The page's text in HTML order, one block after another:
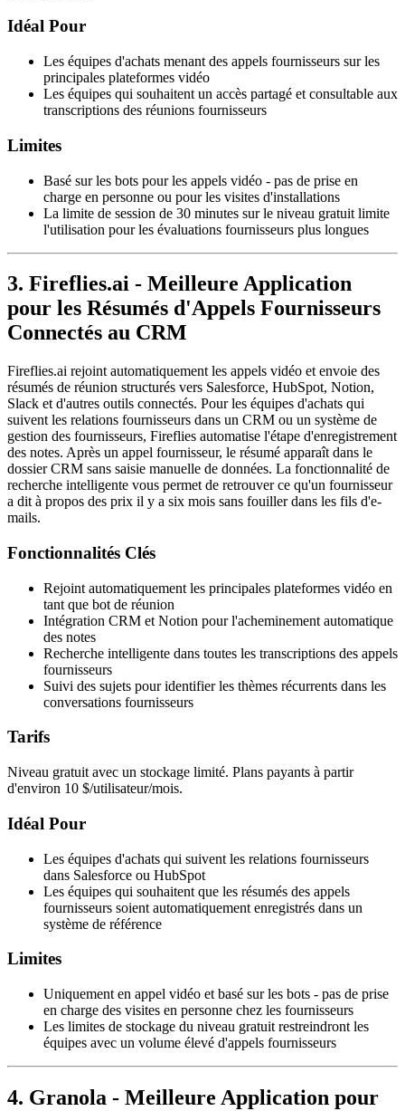
Idéal Pour
Les équipes d'achats menant des appels fournisseurs sur les
principales plateformes vidéo
Les équipes qui souhaitent un accès partagé et consultable aux
transcriptions des réunions fournisseurs
Limites
Basé sur les bots pour les appels vidéo - pas de prise en
charge en personne ou pour les visites d'installations
La limite de session de 30 minutes sur le niveau gratuit limite
l'utilisation pour les évaluations fournisseurs plus longues
3. Fireflies.ai - Meilleure Application
pour les Résumés d'Appels Fournisseurs
Connectés au CRM
Fireflies.ai rejoint automatiquement les appels vidéo et envoie des
résumés de réunion structurés vers Salesforce, HubSpot, Notion,
Slack et d'autres outils connectés. Pour les équipes d'achats qui
suivent les relations fournisseurs dans un CRM ou un système de
gestion des fournisseurs, Fireflies automatise l'étape d'enregistrement
des notes. Après un appel fournisseur, le résumé apparaît dans le
dossier CRM sans saisie manuelle de données. La fonctionnalité de
recherche intelligente vous permet de retrouver ce qu'un fournisseur
a dit à propos des prix il y a six mois sans fouiller dans les fils d'e-
mails.
Fonctionnalités Clés
Rejoint automatiquement les principales plateformes vidéo en
tant que bot de réunion
Intégration CRM et Notion pour l'acheminement automatique
des notes
Recherche intelligente dans toutes les transcriptions des appels
fournisseurs
Suivi des sujets pour identifier les thèmes récurrents dans les
conversations fournisseurs
Tarifs
Niveau gratuit avec un stockage limité. Plans payants à partir
d'environ 10 $/utilisateur/mois.
Idéal Pour
Les équipes d'achats qui suivent les relations fournisseurs
dans Salesforce ou HubSpot
Les équipes qui souhaitent que les résumés des appels
fournisseurs soient automatiquement enregistrés dans un
système de référence
Limites
Uniquement en appel vidéo et basé sur les bots - pas de prise
en charge des visites en personne chez les fournisseurs
Les limites de stockage du niveau gratuit restreindront les
équipes avec un volume élevé d'appels fournisseurs
4. Granola - Meilleure Application pour